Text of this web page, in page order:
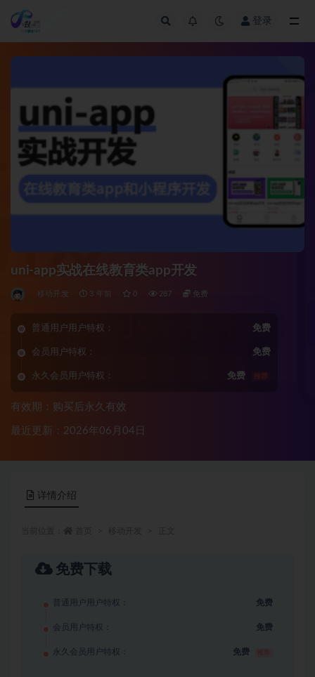
登录
uni-app实战在线教育类app开发
移动开发 3 年前 0 287 免费
普通用户用户特权： 免费
会员用户特权： 免费
永久会员用户特权： 免费 推荐
有效期：购买后永久有效
最近更新：2026年06月04日
详情介绍
免费下载
普通用户用户特权： 免费
会员用户特权： 免费
永久会员用户特权： 免费